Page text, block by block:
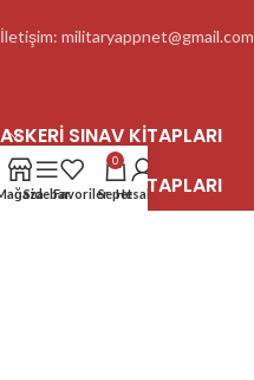
İletişim: militaryappnet@gmail.com
ASKERI SINAV KITAPLARI
ASKERI SINAV KITAPLARI
SidebarFavoriler
0
SepetHesabım